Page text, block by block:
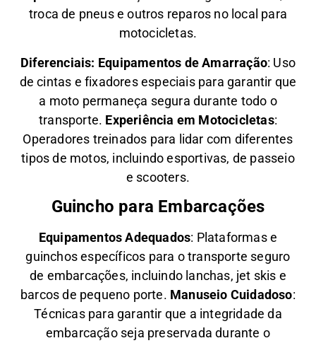
troca de pneus e outros reparos no local para
motocicletas.
Diferenciais: Equipamentos de Amarração: Uso
de cintas e fixadores especiais para garantir que
a moto permaneça segura durante todo o
transporte. Experiência em Motocicletas:
Operadores treinados para lidar com diferentes
tipos de motos, incluindo esportivas, de passeio
e scooters.
Guincho para Embarcações
Equipamentos Adequados: Plataformas e
guinchos específicos para o transporte seguro
de embarcações, incluindo lanchas, jet skis e
barcos de pequeno porte. Manuseio Cuidadoso:
Técnicas para garantir que a integridade da
embarcação seja preservada durante o